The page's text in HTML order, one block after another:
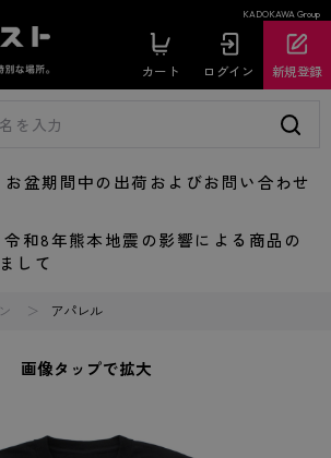
KADOKAWA Group
カート ログイン 新規登録
期間中の出荷およびお問い合わせ
8年熊本地震の影響による商品の
して
アパレル
画像タップで拡大